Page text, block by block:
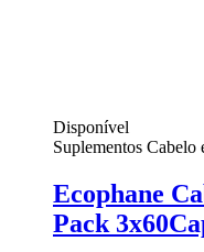
Disponível
Suplementos Cabelo
Ecophane
Pack